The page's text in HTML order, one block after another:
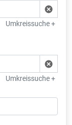
Umkreissuche +
Umkreissuche +